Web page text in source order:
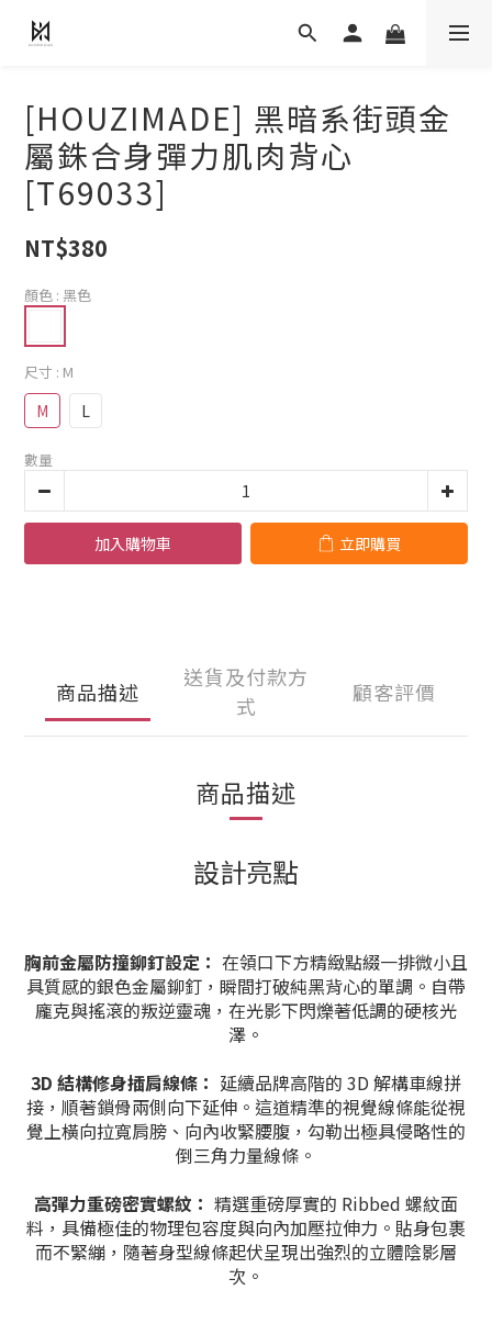
[HOUZIMADE] 黑暗系街頭金
屬銖合身彈力肌肉背心
[T69033]
NT$380
顏色 : 黑色
尺寸 : M
M L
數量
加入購物車 立即購買
商品描述
送貨及付款方
式
顧客評價
商品描述
設計亮點
胸前金屬防撞鉚釘設定： 在領口下方精緻點綴一排微小且
具質感的銀色金屬鉚釘，瞬間打破純黑背心的單調。自帶
龐克與搖滾的叛逆靈魂，在光影下閃爍著低調的硬核光
澤。
3D 結構修身插肩線條： 延續品牌高階的 3D 解構車線拼
接，順著鎖骨兩側向下延伸。這道精準的視覺線條能從視
覺上橫向拉寬肩膀、向內收緊腰腹，勾勒出極具侵略性的
倒三角力量線條。
高彈力重磅密實螺紋： 精選重磅厚實的 Ribbed 螺紋面
料，具備極佳的物理包容度與向內加壓拉伸力。貼身包裹
而不緊繃，隨著身型線條起伏呈現出強烈的立體陰影層
次。